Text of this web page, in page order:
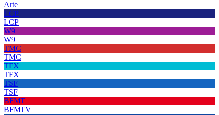
Arte
LCP
LCP
W9
W9
TMC
TMC
TFX
TFX
TSF
TSF
BFMT
BFMTV